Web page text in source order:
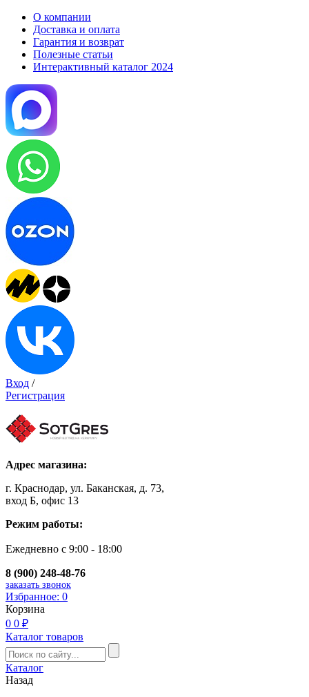
О компании
Доставка и оплата
Гарантия и возврат
Полезные статьи
Интерактивный каталог 2024
Вход /
Регистрация
Адрес магазина:
г. Краснодар, ул. Баканская, д. 73,
вход Б, офис 13
Режим работы:
Ежедневно с 9:00 - 18:00
8 (900) 248-48-76
заказать звонок
Избранное: 0
Корзина
0 0 ₽
Каталог товаров
Каталог
Назад